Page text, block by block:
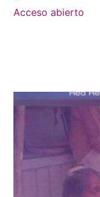
Acceso abierto